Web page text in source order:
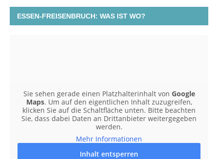
ESSEN-FREISENBRUCH: WAS IST WO?
Sie sehen gerade einen Platzhalterinhalt von Google
Maps. Um auf den eigentlichen Inhalt zuzugreifen,
klicken Sie auf die Schaltfläche unten. Bitte beachten
Sie, dass dabei Daten an Drittanbieter weitergegeben
werden.
Mehr Informationen
Inhalt entsperren